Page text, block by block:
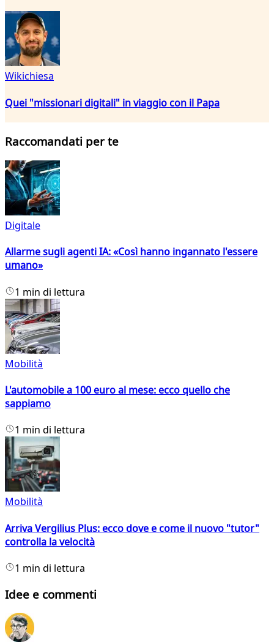
Wikichiesa
Quei "missionari digitali" in viaggio con il Papa
Raccomandati per te
Digitale
Allarme sugli agenti IA: «Così hanno ingannato l'essere
umano»
1 min di lettura
Mobilità
L'automobile a 100 euro al mese: ecco quello che
sappiamo
1 min di lettura
Mobilità
Arriva Vergilius Plus: ecco dove e come il nuovo "tutor"
controlla la velocità
1 min di lettura
Idee e commenti